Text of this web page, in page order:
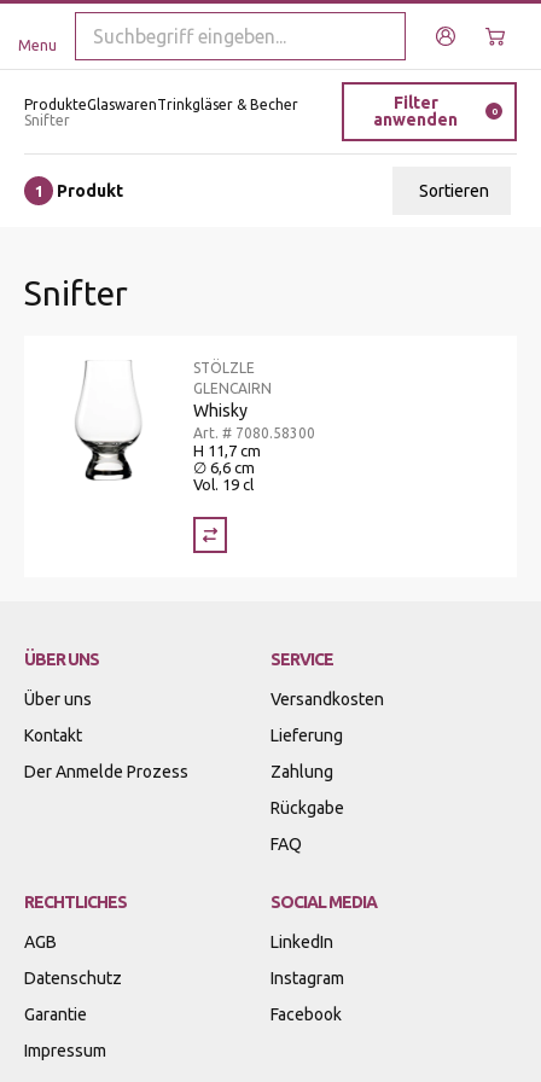
Menu
ProdukteGlaswarenTrinkgläser & Becher
Snifter
Filter
anwenden
0
1 Produkt Sortieren
Snifter
STÖLZLE
GLENCAIRN
Whisky
Art. # 7080.58300
H 11,7 cm
∅ 6,6 cm
Vol. 19 cl
ÜBER UNS
Über uns
Kontakt
Der Anmelde Prozess
SERVICE
Versandkosten
Lieferung
Zahlung
Rückgabe
FAQ
RECHTLICHES
AGB
Datenschutz
Garantie
Impressum
SOCIAL MEDIA
LinkedIn
Instagram
Facebook